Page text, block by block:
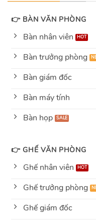
👉 BÀN VĂN PHÒNG
Bàn nhân viên
Bàn trưởng phòng
Bàn giám đốc
Bàn máy tính
Bàn họp
👉 GHẾ VĂN PHÒNG
Ghế nhân viên
Ghế trưởng phòng
Ghế giám đốc